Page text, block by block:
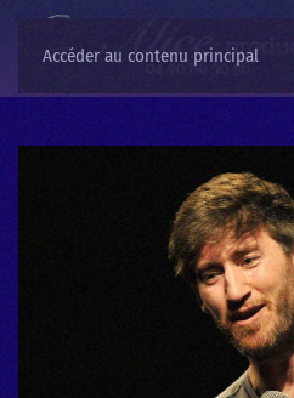
Accéder au contenu principal